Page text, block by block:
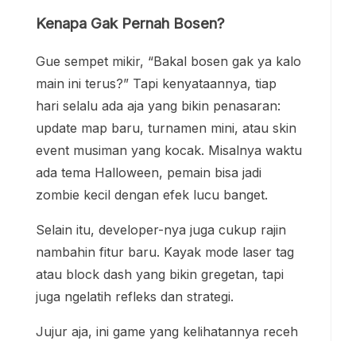
Kenapa Gak Pernah Bosen?
Gue sempet mikir, “Bakal bosen gak ya kalo
main ini terus?” Tapi kenyataannya, tiap
hari selalu ada aja yang bikin penasaran:
update map baru, turnamen mini, atau skin
event musiman yang kocak. Misalnya waktu
ada tema Halloween, pemain bisa jadi
zombie kecil dengan efek lucu banget.
Selain itu, developer-nya juga cukup rajin
nambahin fitur baru. Kayak mode laser tag
atau block dash yang bikin gregetan, tapi
juga ngelatih refleks dan strategi.
Jujur aja, ini game yang kelihatannya receh